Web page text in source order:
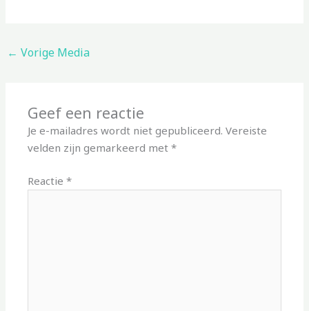
← Vorige Media
Geef een reactie
Je e-mailadres wordt niet gepubliceerd. Vereiste
velden zijn gemarkeerd met*
Reactie*